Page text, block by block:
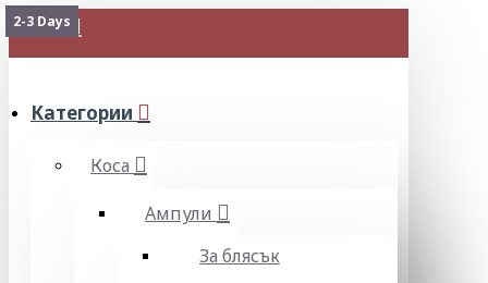
МЕНЮ
Категории
Коса
Ампули
За блясък
2-3 Days